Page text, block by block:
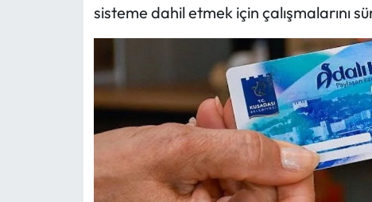
sisteme dahil etmek için çalışmalarını